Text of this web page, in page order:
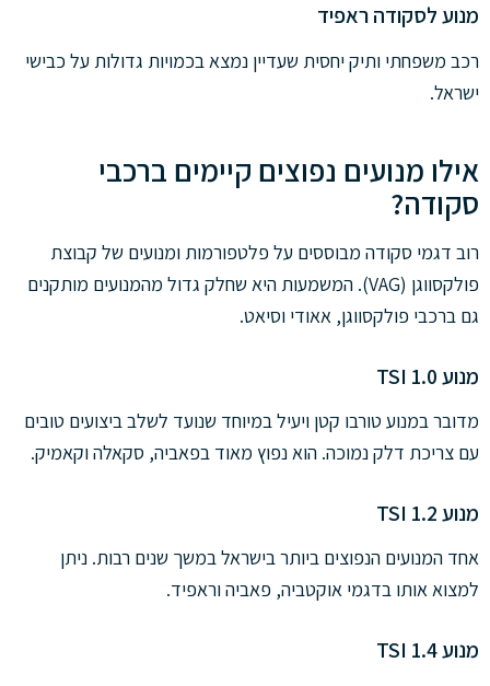
מנוע לסקודה ראפיד
רכב משפחתי ותיק יחסית שעדיין נמצא בכמויות גדולות על כבישי
ישראל.
אילו מנועים נפוצים קיימים ברכבי
סקודה?
רוב דגמי סקודה מבוססים על פלטפורמות ומנועים של קבוצת
פולקסווגן (VAG). המשמעות היא שחלק גדול מהמנועים מותקנים
גם ברכבי פולקסווגן, אאודי וסיאט.
מנוע 1.0 TSI
מדובר במנוע טורבו קטן ויעיל במיוחד שנועד לשלב ביצועים טובים
עם צריכת דלק נמוכה. הוא נפוץ מאוד בפאביה, סקאלה וקאמיק.
מנוע 1.2 TSI
אחד המנועים הנפוצים ביותר בישראל במשך שנים רבות. ניתן
למצוא אותו בדגמי אוקטביה, פאביה וראפיד.
מנוע 1.4 TSI